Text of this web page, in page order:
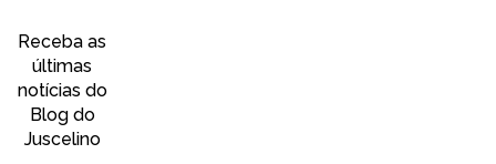
Receba as
últimas
notícias do
Blog do
Juscelino